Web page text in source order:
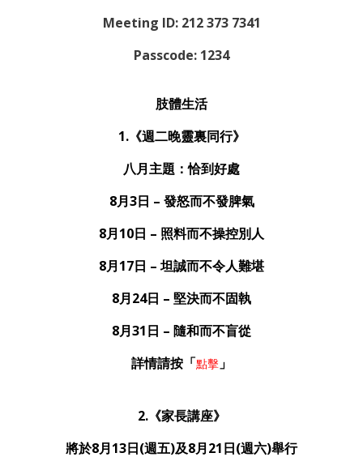
Meeting ID: 212 373 7341
Passcode: 1234
肢體生活
1.《週二晚靈裏同行》
八月主題：恰到好處
8月3日 – 發怒而不發脾氣
8月10日 – 照料而不操控別人
8月17日 – 坦誠而不令人難堪
8月24日 – 堅決而不固執
8月31日 – 隨和而不盲從
詳情請按「點擊 」
2.《家長講座》
將於8月13日(週五)及8月21日(週六)舉行